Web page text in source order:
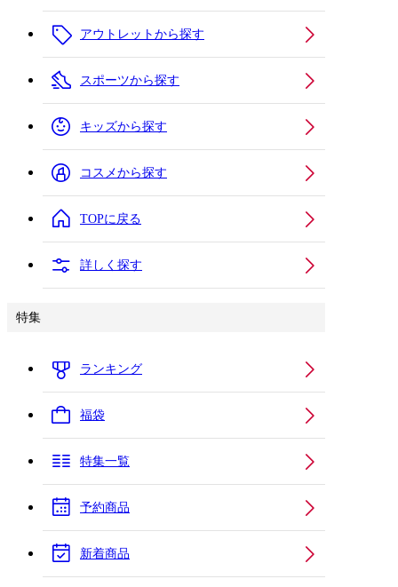
アウトレットから探す
スポーツから探す
キッズから探す
コスメから探す
TOPに戻る
詳しく探す
特集
ランキング
福袋
特集一覧
予約商品
新着商品